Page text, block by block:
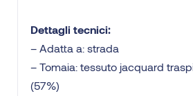
Dettagli tecnici:
– Adatta a: strada
– Tomaia: tessuto jacquard
(57%)